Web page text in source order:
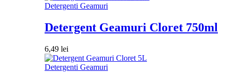
Detergenti Geamuri
Detergent Geamuri Cloret 750ml
6,49 lei
Detergenti Geamuri